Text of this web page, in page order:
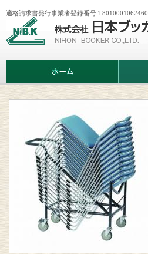
会
日
ッ
カ
適格請求書発行事業者登録番号 T8010001062460
ム
ビ
案